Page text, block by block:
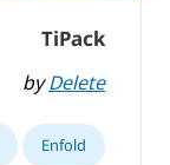
TiPack
byDelete
Enfold